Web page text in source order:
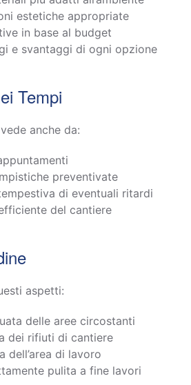
estetiche appropriate
in base al budget
e svantaggi di ogni opzione
Tempi
anche da:
preventivate
di eventuali ritardi
del cantiere
aspetti:
delle aree circostanti
dei rifiuti di cantiere
dell’area di lavoro
pulita a fine lavori